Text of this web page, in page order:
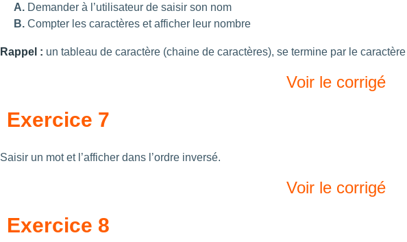
Demander à l’utilisateur de saisir son nom
Compter les caractères et afficher leur nombre
Rappel : un tableau de caractère (chaine de caractères), se termine par le
Voir le corrigé
Exercice 7
Saisir un mot et l’afficher dans l’ordre inversé.
Voir le corrigé
Exercice 8